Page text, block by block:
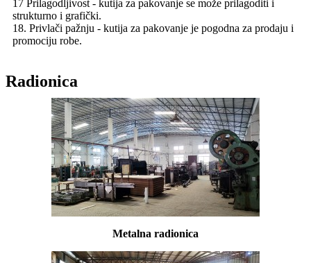
17 Prilagodljivost - kutija za pakovanje se može prilagoditi i
strukturno i grafički.
18. Privlači pažnju - kutija za pakovanje je pogodna za prodaju i
promociju robe.
Radionica
Metalna radionica